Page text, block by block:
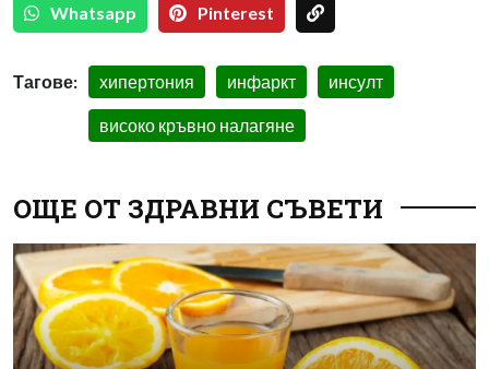
Whatsapp Pinterest
Тагове: хипертония инфаркт инсулт
високо кръвно налагяне
ОЩЕ ОТ ЗДРАВНИ СЪВЕТИ